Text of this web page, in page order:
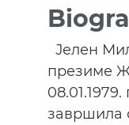
Јелен
презиме
завршила